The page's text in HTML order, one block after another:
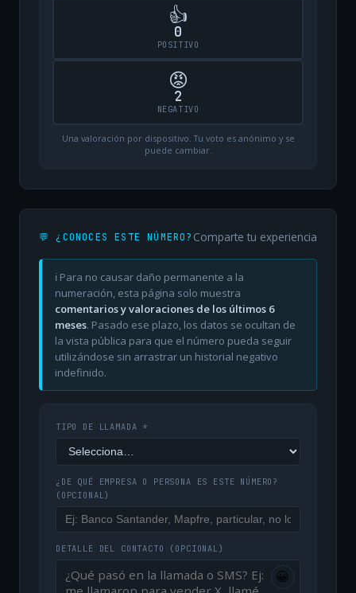
👍
0
POSITIVO
😡
2
NEGATIVO
Una valoración por dispositivo. Tu voto es anónimo y se
puede cambiar.
💬 ¿CONOCES ESTE NÚMERO? Comparte tu experiencia
ℹ️ Para no causar daño permanente a la
numeración, esta página solo muestra
comentarios y valoraciones de los últimos 6
meses. Pasado ese plazo, los datos se ocultan de
la vista pública para que el número pueda seguir
utilizándose sin arrastrar un historial negativo
indefinido.
TIPO DE LLAMADA *
¿DE QUÉ EMPRESA O PERSONA ES ESTE NÚMERO?
(OPCIONAL)
DETALLE DEL CONTACTO (OPCIONAL)
😀